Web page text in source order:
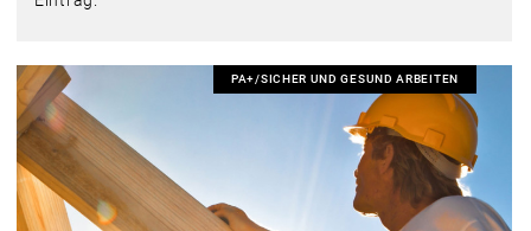
PA+/SICHER UND GESUND ARBEITEN